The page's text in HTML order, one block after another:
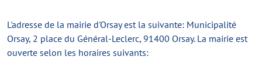
L'adresse de la mairie d'Orsay est la suivante: Municipalité
Orsay, 2 place du Général-Leclerc, 91400 Orsay. La mairie est
ouverte selon les horaires suivants: